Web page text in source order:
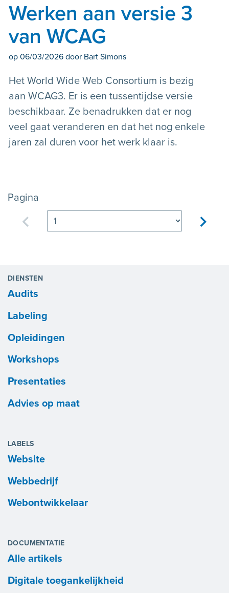
Werken aan versie 3
van WCAG
op 06/03/2026 door Bart Simons
Het World Wide Web Consortium is bezig
aan WCAG3. Er is een tussentijdse versie
beschikbaar. Ze benadrukken dat er nog
veel gaat veranderen en dat het nog enkele
jaren zal duren voor het werk klaar is.
Pagina
Vorige pagina
DIENSTEN
Audits
Labeling
Opleidingen
Workshops
Presentaties
Advies op maat
LABELS
Website
Webbedrijf
Webontwikkelaar
DOCUMENTATIE
Alle artikels
Digitale toegankelijkheid